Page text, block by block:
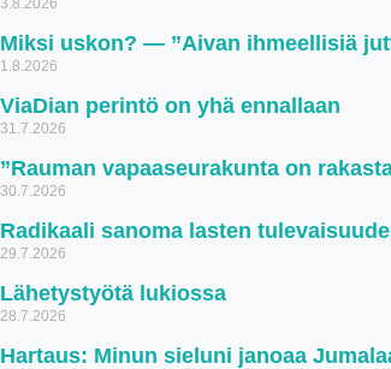
3.8.2026
Miksi uskon? — ”Aivan ihmeellisiä
1.8.2026
ViaDian perintö on yhä ennallaan
31.7.2026
”Rauman vapaaseurakunta on
30.7.2026
Radikaali sanoma lasten
29.7.2026
Lähetystyötä lukiossa
28.7.2026
Hartaus: Minun sieluni janoaa